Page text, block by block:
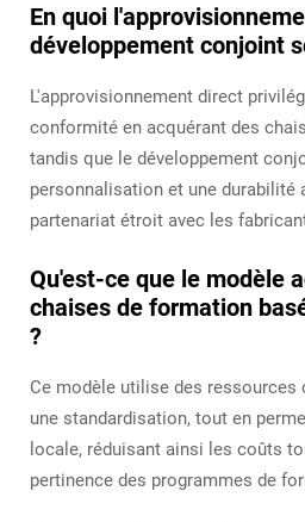
En quoi
développement conjoint
L'approvisionnement direct
conformité en acquérant des
tandis que le développement
personnalisation et une durabilité
partenariat étroit avec les
Qu'est-ce que le modèle
chaises de formation
?
Ce modèle utilise des ressources
une standardisation, tout en
locale, réduisant ainsi les coûts
pertinence des programmes de